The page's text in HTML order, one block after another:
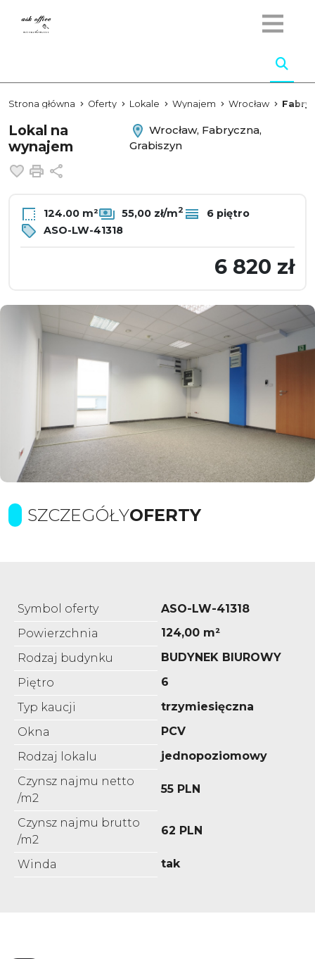
Strona główna Oferty Lokale Wynajem Wrocław
Lokal na
wynajem
Wrocław, Fabryczna,
Grabiszyn
Dodaj do ulubionych
Drukuj
124.00 m² 55,00 zł/m2
6 piętro
ASO-LW-41318
6 820 zł
SZCZEGÓŁYOFERTY
Symbol oferty
ASO-LW-41318
Powierzchnia
124,00 m²
Rodzaj budynku
BUDYNEK BIUROWY
Piętro
6
Typ kaucji
trzymiesięczna
Okna
PCV
Rodzaj lokalu
jednopoziomowy
Czynsz najmu netto
/m2
55 PLN
Czynsz najmu brutto
/m2
62 PLN
Winda tak